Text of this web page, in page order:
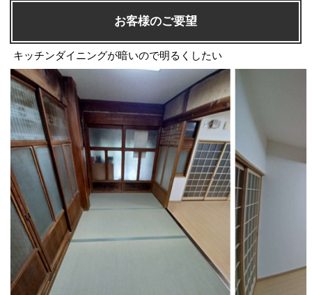
お客様のご要望
キッチンダイニングが暗いので明るくしたい